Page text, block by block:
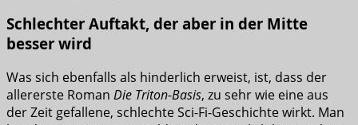
Schlechter Auftakt, der aber in der Mitte
besser wird
Was sich ebenfalls als hinderlich erweist, ist, dass der
allererste Roman Die Triton-Basis, zu sehr wie eine aus
der Zeit gefallene, schlechte Sci-Fi-Geschichte wirkt. Man